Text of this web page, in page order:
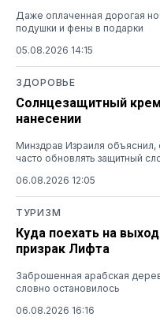
Даже оплаченная дорогая
подушки и фены в подарки
05.08.2026 14:15
ЗДОРОВЬЕ
Солнцезащитный
нанесении
Минздрав Израиля объяснил,
часто обновлять защитный
06.08.2026 12:05
ТУРИЗМ
Куда поехать на
призрак Лифта
Заброшенная арабская
словно остановилось
06.08.2026 16:16